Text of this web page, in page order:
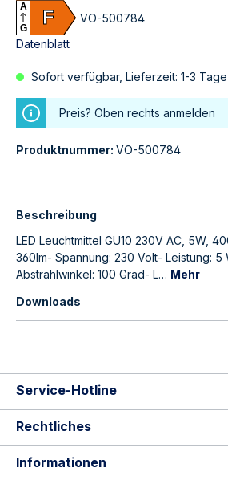
F
A
G
VO-500784
Datenblatt
Sofort verfügbar, Lieferzeit: 1-3 Tage
Preis? Oben rechts anmelden
Produktnummer: VO-500784
Beschreibung
LED Leuchtmittel GU10 230V AC, 5W,
360lm- Spannung: 230 Volt- Leistung: 5
Abstrahlwinkel: 100 Grad- L… Mehr
Downloads
Service-Hotline
Rechtliches
Informationen